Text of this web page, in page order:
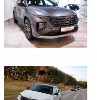
Рейтинг-тест218